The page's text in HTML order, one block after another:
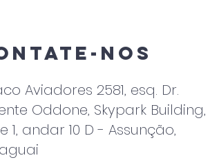
Nos
Aviadores 2581, esq. Dr.
Oddone, Skypark Building,
1, andar 10 D - Assunção,